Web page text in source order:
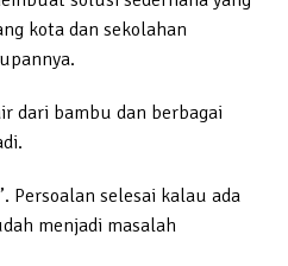
kota dan sekolahan
dari bambu dan berbagai
Persoalan selesai kalau ada
menjadi masalah